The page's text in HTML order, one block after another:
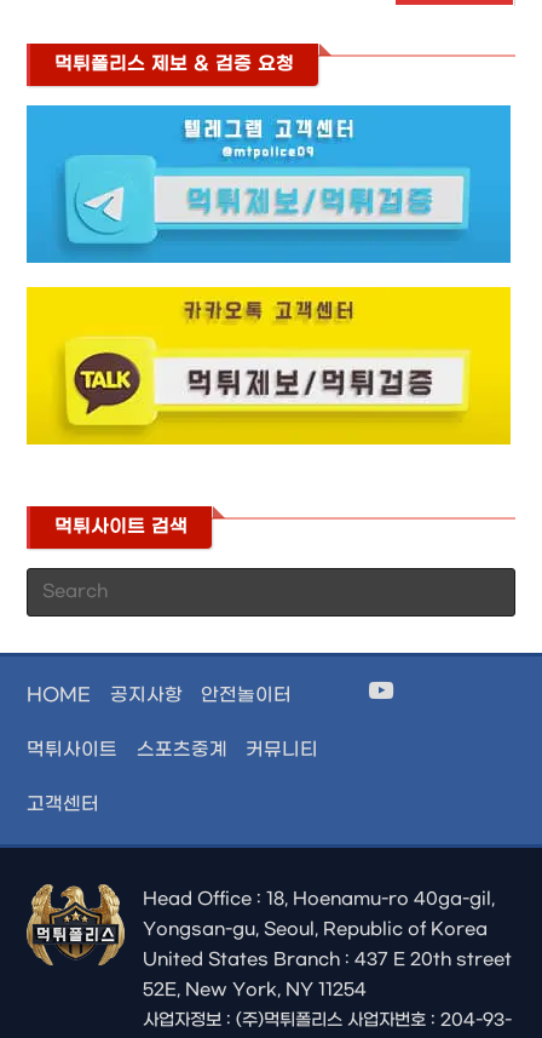
먹튀폴리스 제보 & 검증 요청
먹튀사이트 검색
HOME 공지사항 안전놀이터
먹튀사이트 스포츠중계 커뮤니티
고객센터
Head Office : 18, Hoenamu-ro 40ga-gil,
Yongsan-gu, Seoul, Republic of Korea
United States Branch : 437 E 20th street
52E, New York, NY 11254
사업자정보 : (주)먹튀폴리스 사업자번호 : 204-93-